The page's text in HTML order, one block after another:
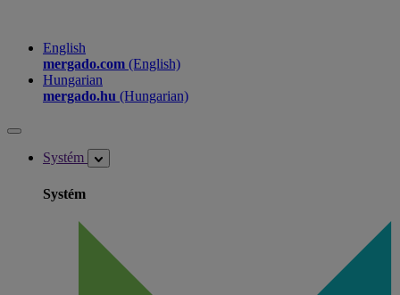
English
mergado.com (English)
Hungarian
mergado.hu (Hungarian)
Systém
Systém